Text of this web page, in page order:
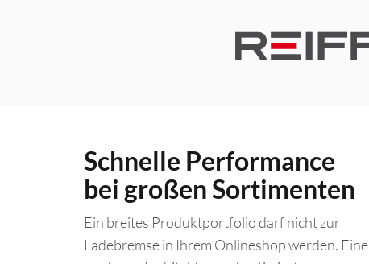
Schnelle Performance
bei großen Sortimenten
Ein breites Produktportfolio darf nicht zur
Ladebremse in Ihrem Onlineshop werden. Eine